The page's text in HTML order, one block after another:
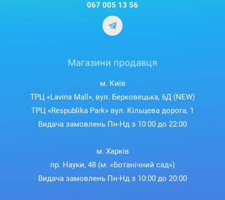
067 005 13 56
Магазини продавця
м. Київ
ТРЦ «Lavina Mall», вул. Берковецька, 6Д (NEW)
ТРЦ «Respublika Park» вул. Кільцева дорога, 1
Видача замовлень Пн-Нд з 10:00 до 22:00
м. Харків
пр. Науки, 48 (м. «Ботанічний сад»)
Видача замовлень Пн-Нд з 10:00 до 20:00